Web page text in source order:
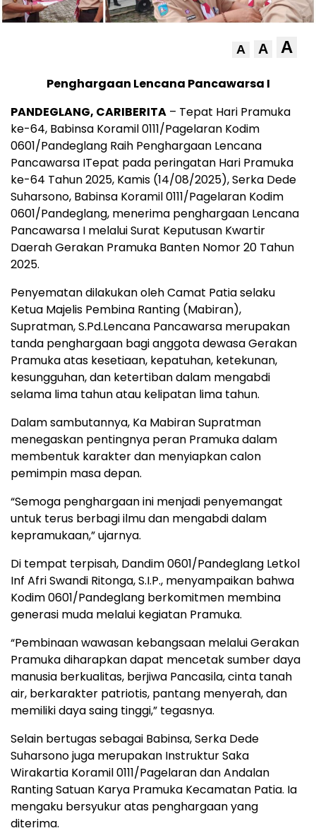
A A A
Penghargaan Lencana Pancawarsa I
PANDEGLANG, CARIBERITA – Tepat Hari Pramuka
ke-64, Babinsa Koramil 0111/Pagelaran Kodim
0601/Pandeglang Raih Penghargaan Lencana
Pancawarsa ITepat pada peringatan Hari Pramuka
ke-64 Tahun 2025, Kamis (14/08/2025), Serka Dede
Suharsono, Babinsa Koramil 0111/Pagelaran Kodim
0601/Pandeglang, menerima penghargaan Lencana
Pancawarsa I melalui Surat Keputusan Kwartir
Daerah Gerakan Pramuka Banten Nomor 20 Tahun
2025.
Penyematan dilakukan oleh Camat Patia selaku
Ketua Majelis Pembina Ranting (Mabiran),
Supratman, S.Pd.Lencana Pancawarsa merupakan
tanda penghargaan bagi anggota dewasa Gerakan
Pramuka atas kesetiaan, kepatuhan, ketekunan,
kesungguhan, dan ketertiban dalam mengabdi
selama lima tahun atau kelipatan lima tahun.
Dalam sambutannya, Ka Mabiran Supratman
menegaskan pentingnya peran Pramuka dalam
membentuk karakter dan menyiapkan calon
pemimpin masa depan.
“Semoga penghargaan ini menjadi penyemangat
untuk terus berbagi ilmu dan mengabdi dalam
kepramukaan,” ujarnya.
Di tempat terpisah, Dandim 0601/Pandeglang Letkol
Inf Afri Swandi Ritonga, S.I.P., menyampaikan bahwa
Kodim 0601/Pandeglang berkomitmen membina
generasi muda melalui kegiatan Pramuka.
“Pembinaan wawasan kebangsaan melalui Gerakan
Pramuka diharapkan dapat mencetak sumber daya
manusia berkualitas, berjiwa Pancasila, cinta tanah
air, berkarakter patriotis, pantang menyerah, dan
memiliki daya saing tinggi,” tegasnya.
Selain bertugas sebagai Babinsa, Serka Dede
Suharsono juga merupakan Instruktur Saka
Wirakartia Koramil 0111/Pagelaran dan Andalan
Ranting Satuan Karya Pramuka Kecamatan Patia. Ia
mengaku bersyukur atas penghargaan yang
diterima.